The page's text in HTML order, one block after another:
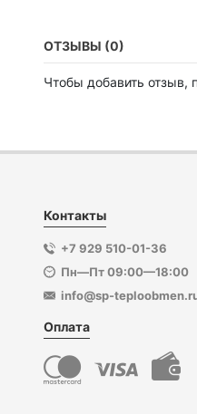
ОТЗЫВЫ (0)
Чтобы добавить отзыв,
Контакты
+7 929 510-01-36
Пн—Пт 09:00—18:00
info@sp-
Оплата